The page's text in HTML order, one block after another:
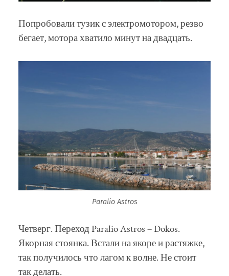
Попробовали тузик с электромотором, резво
бегает, мотора хватило минут на двадцать.
Paralio Astros
Четверг. Переход Paralio Astros – Dokos.
Якорная стоянка. Встали на якоре и растяжке,
так получилось что лагом к волне. Не стоит
так делать.